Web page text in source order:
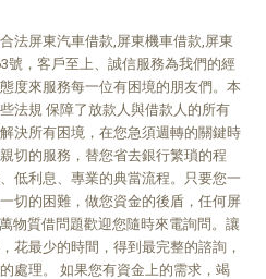
法屏東汽車借款,屏東機車借款,屏東
號，客戶至上、誠信服務為我們的經
度來服務每一位有困境的朋友們。本
法規 保障了放款人與借款人的所有
決所有困境，在您急須週轉的關鍵時
切的服務，替您省去銀行繁瑣的程
低利息、專業的典當流程。只要您一
切的困難，做您資金的後盾，任何屏
物質借問題歡迎您隨時來電詢問。讓
花最少的時間，得到最完整的諮詢，
處理。 如果您有資金上的需求，竭